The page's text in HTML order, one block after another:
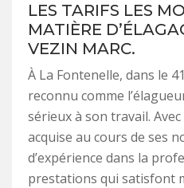
LES TARIFS LES
MATIÈRE
VEZIN MARC.
À La Fontenelle, dans le
reconnu comme
sérieux à son travail.
acquise au cours de ses
d’expérience dans la
prestations qui satisfont